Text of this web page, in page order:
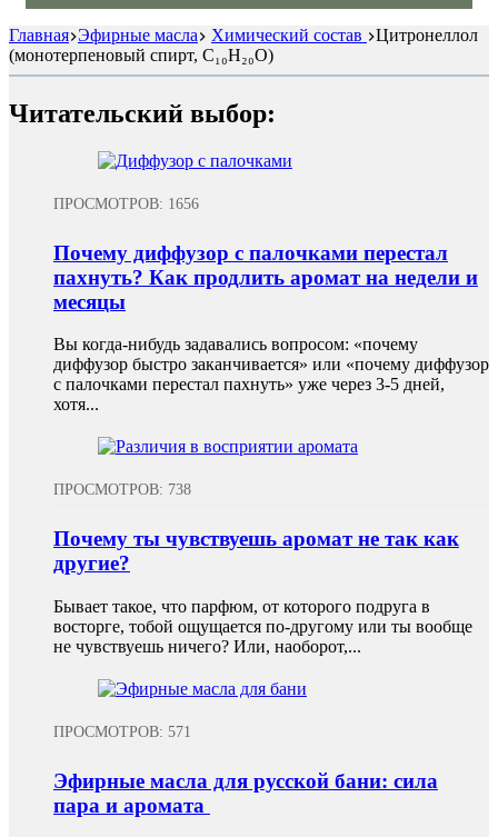
Главная Эфирные масла Химический состав
Цитронеллол
(монотерпеновый спирт, C₁₀H₂₀O)
Читательский выбор:
ПРОСМОТРОВ: 1656
Почему диффузор с палочками перестал
пахнуть? Как продлить аромат на недели и
месяцы
Вы когда-нибудь задавались вопросом: «почему
диффузор быстро заканчивается» или «почему диффузор
с палочками перестал пахнуть» уже через 3-5 дней,
хотя...
ПРОСМОТРОВ: 738
Почему ты чувствуешь аромат не так как
другие?
Бывает такое, что парфюм, от которого подруга в
восторге, тобой ощущается по-другому или ты вообще
не чувствуешь ничего? Или, наоборот,...
ПРОСМОТРОВ: 571
Эфирные масла для русской бани: сила
пара и аромата